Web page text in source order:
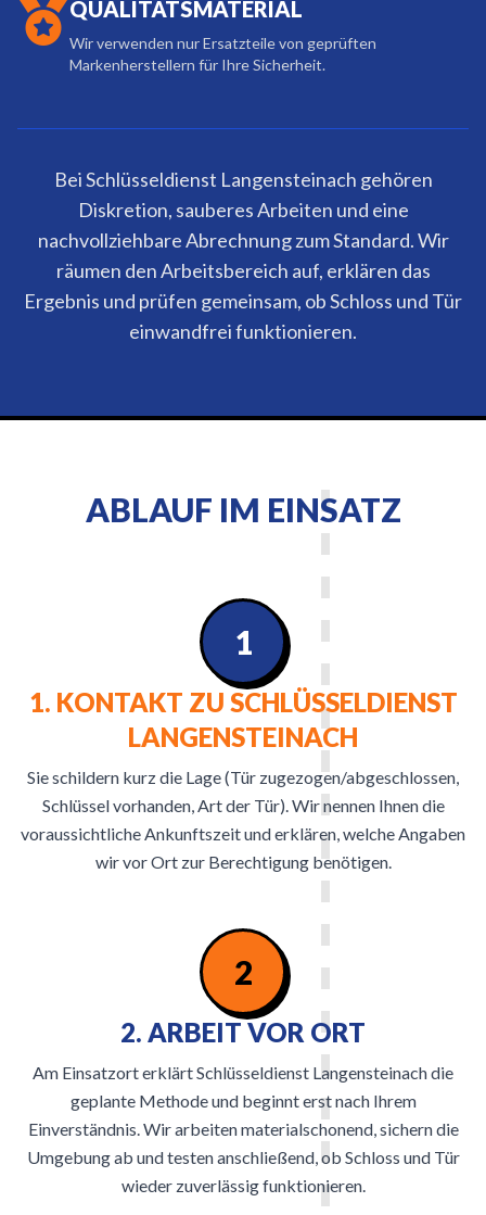
QUALITÄTSMATERIAL
Wir verwenden nur Ersatzteile von geprüften
Markenherstellern für Ihre Sicherheit.
Bei Schlüsseldienst Langensteinach gehören
Diskretion, sauberes Arbeiten und eine
nachvollziehbare Abrechnung zum Standard. Wir
räumen den Arbeitsbereich auf, erklären das
Ergebnis und prüfen gemeinsam, ob Schloss und Tür
einwandfrei funktionieren.
ABLAUF IM EINSATZ
1. KONTAKT ZU SCHLÜSSELDIENST
LANGENSTEINACH
Sie schildern kurz die Lage (Tür zugezogen/abgeschlossen,
Schlüssel vorhanden, Art der Tür). Wir nennen Ihnen die
voraussichtliche Ankunftszeit und erklären, welche Angaben
wir vor Ort zur Berechtigung benötigen.
1
2
2. ARBEIT VOR ORT
Am Einsatzort erklärt Schlüsseldienst Langensteinach die
geplante Methode und beginnt erst nach Ihrem
Einverständnis. Wir arbeiten materialschonend, sichern die
Umgebung ab und testen anschließend, ob Schloss und Tür
wieder zuverlässig funktionieren.